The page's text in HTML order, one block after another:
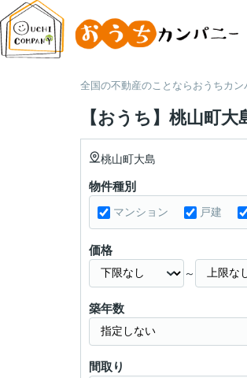
全国の不動産のことならおうちカン
【おうち】桃山町大
桃山町大島
物件種別
マンション 戸建
価格
～
築年数
間取り